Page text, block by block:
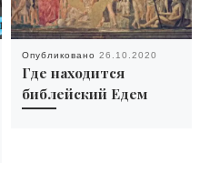
Опубликовано 26.10.2020
Где находится
библейский Едем